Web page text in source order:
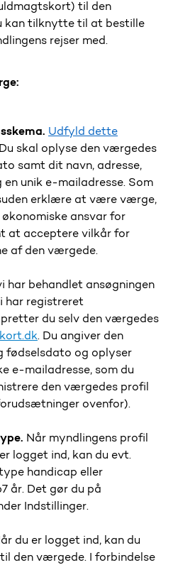
til den
kan tilknytte til at bestille
rejser med.
:
Udfyld dette
Du skal oplyse den værgedes
samt dit navn, adresse,
en unik e-mailadresse. Som
erklære at være værge,
ansvar for
at acceptere vilkår for
af den værgede.
har behandlet ansøgningen
registreret
du selv den værgedes
. Du angiver den
fødselsdato og oplyser
e-mail adresse, som du
den værgedes profil
ovenfor).
Når myndlingens profil
logget ind, kan du evt.
handicap eller
år. Det gør du på
Indstillinger.
du er logget ind, kan du
til den værgede. I forbindelse